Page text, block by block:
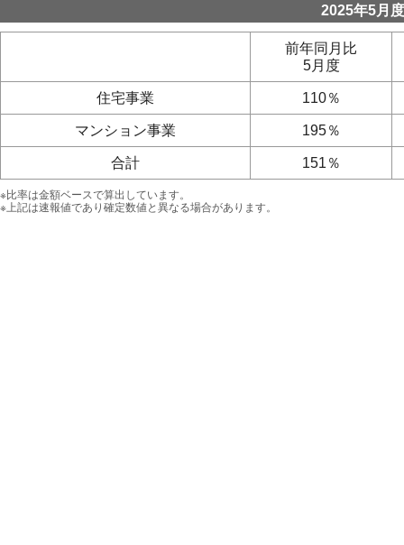
2025年5月
前年同月比
5月度
住宅事業 110％
マンション事業 195％
合計 151％
※比率は金額ベースで算出しています。
※上記は速報値であり確定数値と異なる場合があります。